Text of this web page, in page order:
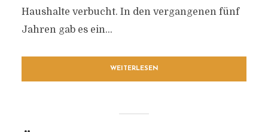
Haushalte verbucht. In den vergangenen fünf
Jahren gab es ein...
WEITERLESEN